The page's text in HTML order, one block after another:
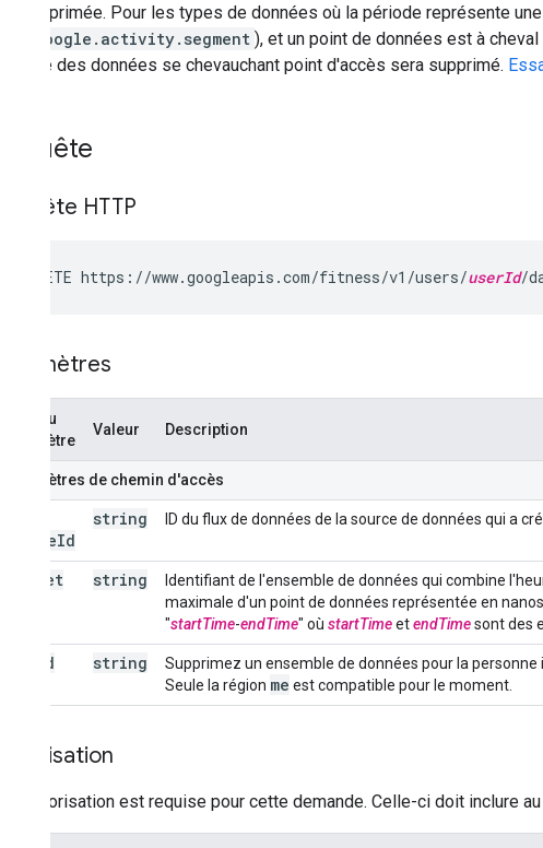
est supprimée. Pour les types de données où la période représente
com.google.activity.segment ), et un point de données est à
la partie des données se chevauchant point d'accès sera supprimé.
Requête
Requête HTTP
DELETE https://www.googleapis.com/fitness/v1/users/userId/
Paramètres
Nom du
paramètre
Valeur Description
Paramètres de chemin d'accès
SourceId
string ID du flux de données de la source de données qui a
dataset
string
Identifiant de l'ensemble de données qui combine
maximale d'un point de données représentée en
"startTime-endTime" où startTimeetendTimesont des
Id string Supprimez un ensemble de données pour la personne
Seule la région me est compatible pour le moment.
Autorisation
Une autorisation est requise pour cette demande. Celle-ci doit inclure